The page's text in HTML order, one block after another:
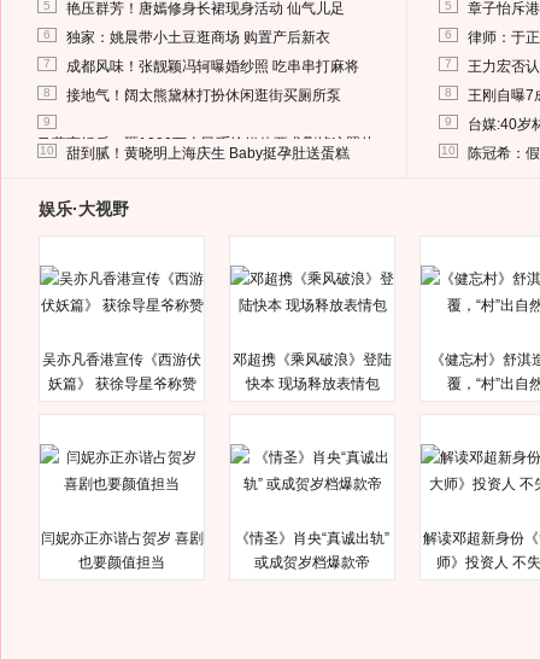
5 艳压群芳！唐嫣修身长裙现身活动 仙气儿足
6 独家：姚晨带小土豆逛商场 购置产后新衣
7 成都风味！张靓颖冯轲曝婚纱照 吃串串打麻将
8 接地气！阔太熊黛林打扮休闲逛街买厕所泵
9
马蓉离婚后，砸1000万人民币给媒体要求删掉这照片
10 甜到腻！黄晓明上海庆生 Baby挺孕肚送蛋糕
5 章子怡斥
6 律师：于
7 王力宏否
8 王刚自曝7
9 台媒:40岁
10 陈冠希：
娱乐·大视野
吴亦凡香港宣传《西游伏
妖篇》 获徐导星爷称赞
邓超携《乘风破浪》登陆
快本 现场释放表情包
《健忘村》舒淇
覆，“村”出自
闫妮亦正亦谐占贺岁 喜剧
也要颜值担当
《情圣》肖央“真诚出轨”
或成贺岁档爆款帝
解读邓超新身份
师》投资人 不